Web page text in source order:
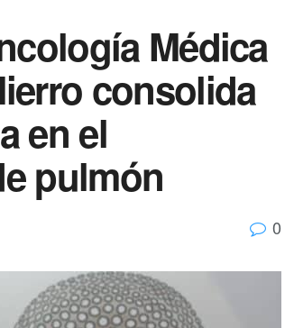
Médica
consolida
en el
pulmón
0